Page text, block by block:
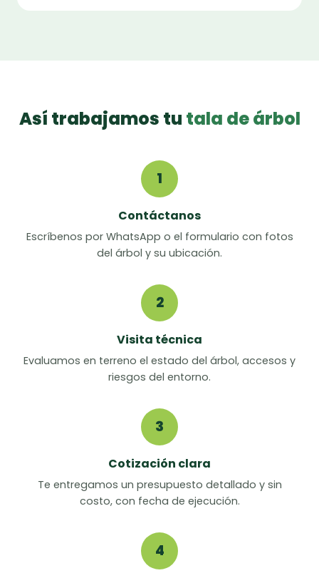
Así trabajamos tu tala de árbol
1
Contáctanos
Escríbenos por WhatsApp o el formulario con fotos
del árbol y su ubicación.
2
Visita técnica
Evaluamos en terreno el estado del árbol, accesos y
riesgos del entorno.
3
Cotización clara
Te entregamos un presupuesto detallado y sin
costo, con fecha de ejecución.
4